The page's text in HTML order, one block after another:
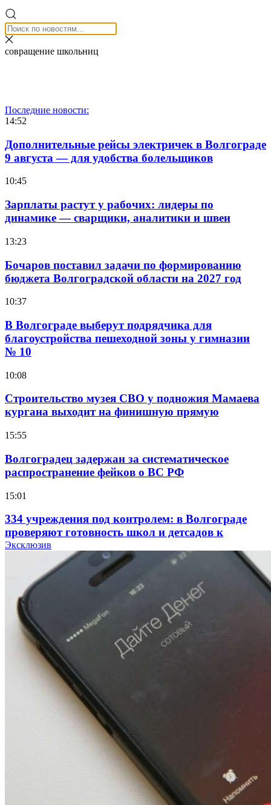
совращение школьниц
Последние новости:
14:52
Дополнительные рейсы электричек в Волгограде
9 августа — для удобства болельщиков
10:45
Зарплаты растут у рабочих: лидеры по
динамике — сварщики, аналитики и швеи
13:23
Бочаров поставил задачи по формированию
бюджета Волгоградской области на 2027 год
10:37
В Волгограде выберут подрядчика для
благоустройства пешеходной зоны у гимназии
№ 10
10:08
Строительство музея СВО у подножия Мамаева
кургана выходит на финишную прямую
15:55
Волгоградец задержан за систематическое
распространение фейков о ВС РФ
15:01
334 учреждения под контролем: в Волгограде
проверяют готовность школ и детсадов к
учебному году
Покушение на убийство в Волгограде: девушка
напала на незнакомую женщину с ножом
12:39
Сладкий праздник в Волгограде: в Центральном
парке прошёл фестиваль „Арбузный переполох“
Волгоградские компании нарастили экспорт:
заключены контракты на 3,6 млн долларов
Эксклюзив